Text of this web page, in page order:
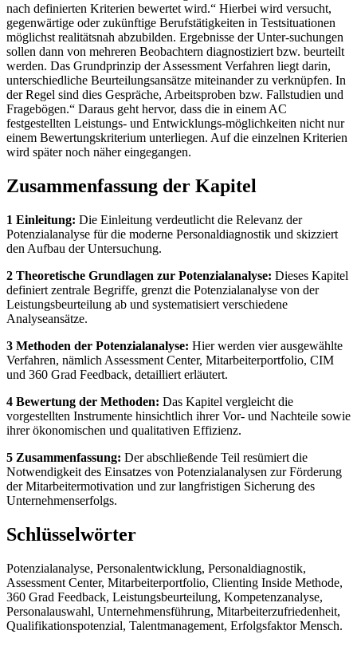
nach definierten Kriterien bewertet wird.“ Hierbei wird versucht,
gegenwärtige oder zukünftige Berufstätigkeiten in Testsituationen
möglichst realitätsnah abzubilden. Ergebnisse der Unter-suchungen
sollen dann von mehreren Beobachtern diagnostiziert bzw. beurteilt
werden. Das Grundprinzip der Assessment Verfahren liegt darin,
unterschiedliche Beurteilungsansätze miteinander zu verknüpfen. In
der Regel sind dies Gespräche, Arbeitsproben bzw. Fallstudien und
Fragebögen.“ Daraus geht hervor, dass die in einem AC
festgestellten Leistungs- und Entwicklungs-möglichkeiten nicht nur
einem Bewertungskriterium unterliegen. Auf die einzelnen Kriterien
wird später noch näher eingegangen.
Zusammenfassung der Kapitel
1 Einleitung: Die Einleitung verdeutlicht die Relevanz der
Potenzialanalyse für die moderne Personaldiagnostik und skizziert
den Aufbau der Untersuchung.
2 Theoretische Grundlagen zur Potenzialanalyse: Dieses Kapitel
definiert zentrale Begriffe, grenzt die Potenzialanalyse von der
Leistungsbeurteilung ab und systematisiert verschiedene
Analyseansätze.
3 Methoden der Potenzialanalyse: Hier werden vier ausgewählte
Verfahren, nämlich Assessment Center, Mitarbeiterportfolio, CIM
und 360 Grad Feedback, detailliert erläutert.
4 Bewertung der Methoden: Das Kapitel vergleicht die
vorgestellten Instrumente hinsichtlich ihrer Vor- und Nachteile sowie
ihrer ökonomischen und qualitativen Effizienz.
5 Zusammenfassung: Der abschließende Teil resümiert die
Notwendigkeit des Einsatzes von Potenzialanalysen zur Förderung
der Mitarbeitermotivation und zur langfristigen Sicherung des
Unternehmenserfolgs.
Schlüsselwörter
Potenzialanalyse, Personalentwicklung, Personaldiagnostik,
Assessment Center, Mitarbeiterportfolio, Clienting Inside Methode,
360 Grad Feedback, Leistungsbeurteilung, Kompetenzanalyse,
Personalauswahl, Unternehmensführung, Mitarbeiterzufriedenheit,
Qualifikationspotenzial, Talentmanagement, Erfolgsfaktor Mensch.